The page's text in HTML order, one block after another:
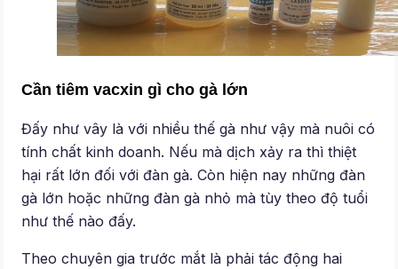
Cần tiêm vacxin gì cho gà lớn
Đấy như vây là với nhiều thế gà như vậy mà nuôi có
tính chất kinh doanh. Nếu mà dịch xảy ra thì thiệt
hại rất lớn đối với đàn gà. Còn hiện nay những đàn
gà lớn hoặc những đàn gà nhỏ mà tùy theo độ tuổi
như thế nào đấy.
Theo chuyên gia trước mắt là phải tác động hai